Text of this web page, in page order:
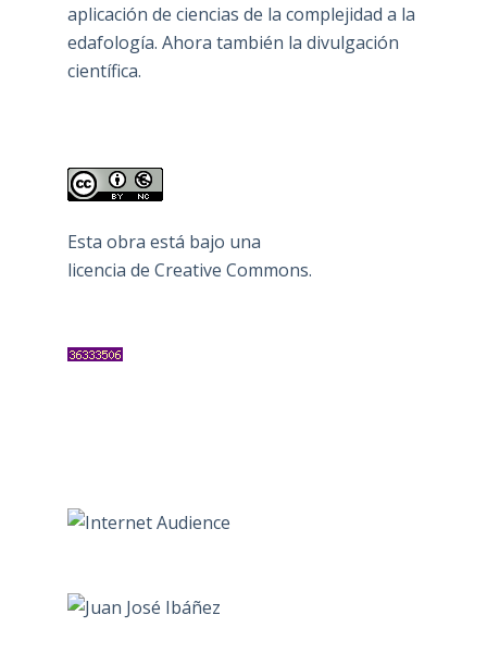
aplicación de ciencias de la complejidad a la
edafología. Ahora también la divulgación
científica.
Esta obra está bajo una
licencia de Creative Commons.